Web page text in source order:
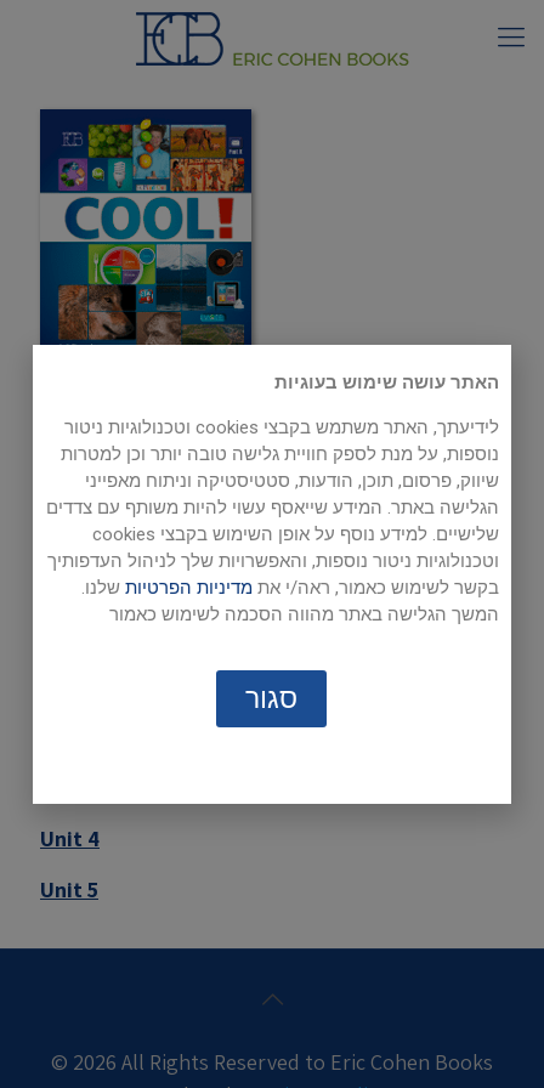
Cool! Alternative Texts
Introduction
Unit 4
Unit 5
© 2026 All Rights Reserved to Eric Cohen Books
סגור
האתר עושה שימוש בעוגיות
לידיעתך, האתר משתמש בקבצי cookies וטכנולוגיות ניטור
נוספות, על מנת לספק חוויית גלישה טובה יותר וכן למטרות
שיווק, פרסום, תוכן, הודעות, סטטיסטיקה וניתוח מאפייני
הגלישה באתר. המידע שייאסף עשוי להיות משותף עם צדדים
שלישיים. למידע נוסף על אופן השימוש בקבצי cookies
וטכנולוגיות ניטור נוספות, והאפשרויות שלך לניהול העדפותיך
בקשר לשימוש כאמור, ראה/י את מדיניות הפרטיותשלנו.
המשך הגלישה באתר מהווה הסכמה לשימוש כאמור